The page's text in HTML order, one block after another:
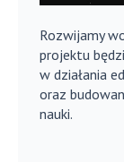
Rozwijamy
projektu
w działania
oraz
nauki.